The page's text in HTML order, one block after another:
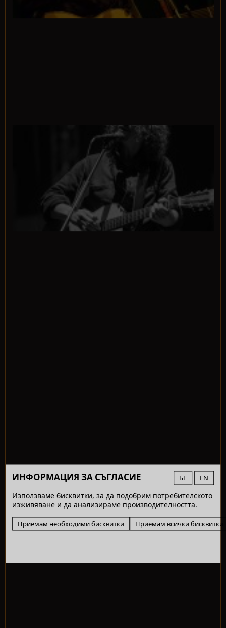
ИНФОРМАЦИЯ ЗА СЪГЛАСИЕ БГ EN
Използваме бисквитки, за да подобрим потребителското
изживяване и да анализираме производителността.
Приемам необходими бисквитки Приемам всички бисквитки